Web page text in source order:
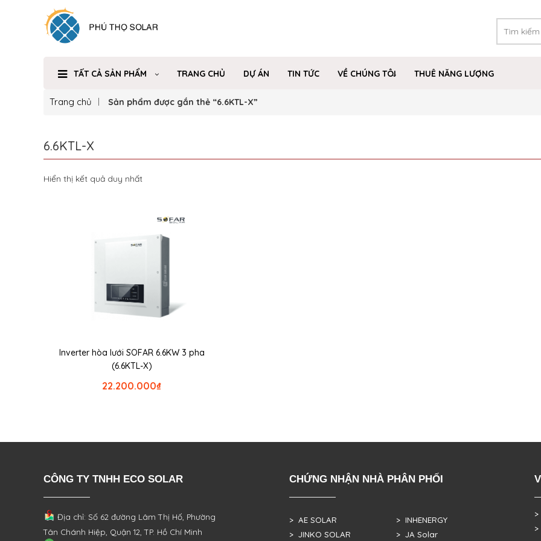
TẤT CẢ SẢN PHẨM TRANG CHỦ DỰ ÁN TIN TỨC VỀ CHÚNG TÔI THUÊ NĂNG LƯỢNG
Trang chủ Sản phẩm được gắn thẻ “6.6KTL-X”
6.6KTL-X
Hiển thị kết quả duy nhất
Inverter hòa lưới SOFAR 6.6KW 3 pha
(6.6KTL-X)
₫
22.200.000
CÔNG TY TNHH ECO SOLAR
Địa chỉ: Số 62 đường Lâm Thị Hố, Phường
Tân Chánh Hiệp, Quận 12, TP. Hồ Chí Minh
CHỨNG NHẬN NHÀ PHÂN PHỐI
> AE SOLAR
> JINKO SOLAR
> INHENERGY
> JA Solar
>